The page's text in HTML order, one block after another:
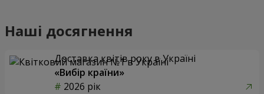
Наші досягнення
Доставка квітів року в Україні
«Вибір країни»
2026 рік